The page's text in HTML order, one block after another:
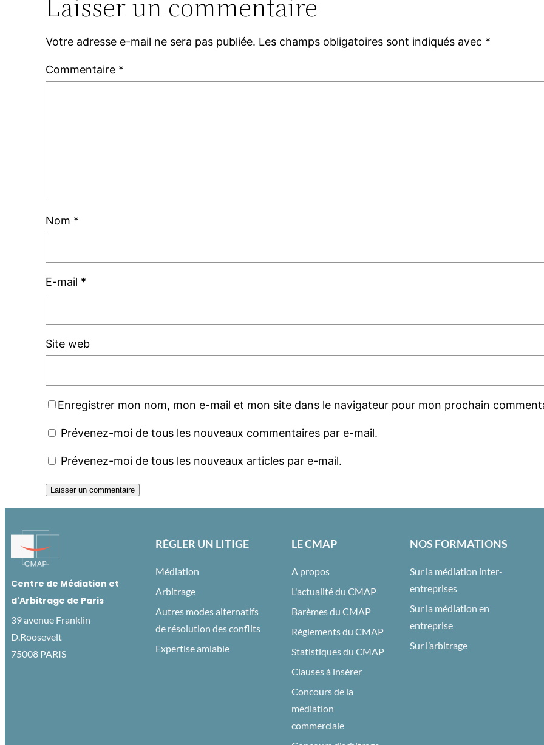
Votre adresse e-mail ne sera pas publiée. Les champs obligatoires sont indiqués avec *
Commentaire *
Nom *
E-mail *
Site web
Enregistrer mon nom, mon e-mail et mon site dans le navigateur pour mon prochain
Prévenez-moi de tous les nouveaux commentaires par e-mail.
Prévenez-moi de tous les nouveaux articles par e-mail.
Centre de Médiation et
d'Arbitrage de Paris
39 avenue Franklin
D.Roosevelt
75008 PARIS
RÉGLER UN LITIGE
Médiation
Arbitrage
Autres modes alternatifs
de résolution des conflits
Expertise amiable
LE CMAP
A propos
L'actualité du CMAP
Barèmes du CMAP
Règlements du CMAP
Statistiques du CMAP
Clauses à insérer
Concours de la
médiation
commerciale
NOS FORMATIONS
Sur la médiation inter-
entreprises
Sur la médiation en
entreprise
Sur l’arbitrage